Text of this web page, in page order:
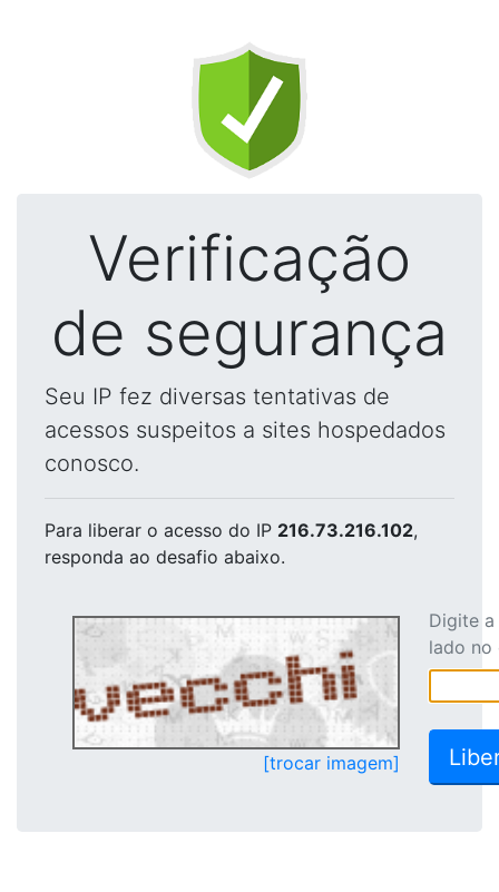
Verificação
de segurança
Seu IP fez diversas tentativas de
acessos suspeitos a sites hospedados
conosco.
Para liberar o acesso do IP 216.73.216.102,
responda ao desafio abaixo.
[trocar imagem]
Digite
lado no